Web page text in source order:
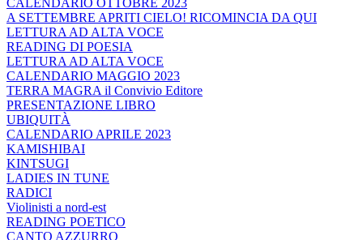
A SETTEMBRE APRITI CIELO! RICOMINCIA DA QUI
LETTURA AD ALTA VOCE
READING DI POESIA
LETTURA AD ALTA VOCE
CALENDARIO MAGGIO 2023
TERRA MAGRA il Convivio Editore
PRESENTAZIONE LIBRO
UBIQUITÀ
CALENDARIO APRILE 2023
KAMISHIBAI
KINTSUGI
LADIES IN TUNE
RADICI
Violinisti a nord-est
READING POETICO
CANTO AZZURRO